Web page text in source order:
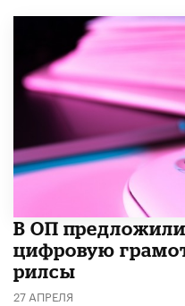
В ОП
цифровую
рилсы
27 АПРЕЛЯ